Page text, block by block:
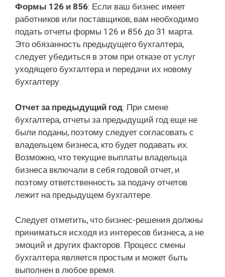
Формы 126 и 856: Если ваш бизнес имеет
работников или поставщиков, вам необходимо
подать отчеты формы 126 и 856 до 31 марта.
Это обязанность предыдущего бухгалтера,
следует убедиться в этом при отказе от услуг
уходящего бухгалтера и передачи их новому
бухгалтеру.
Отчет за предыдущий год: При смене
бухгалтера, отчеты за предыдущий год еще не
были поданы, поэтому следует согласовать с
владельцем бизнеса, кто будет подавать их.
Возможно, что текущие выплаты владельца
бизнеса включали в себя годовой отчет, и
поэтому ответственность за подачу отчетов
лежит на предыдущем бухгалтере.
Следует отметить, что бизнес-решения должны
приниматься исходя из интересов бизнеса, а не
эмоций и других факторов. Процесс смены
бухгалтера является простым и может быть
выполнен в любое время.